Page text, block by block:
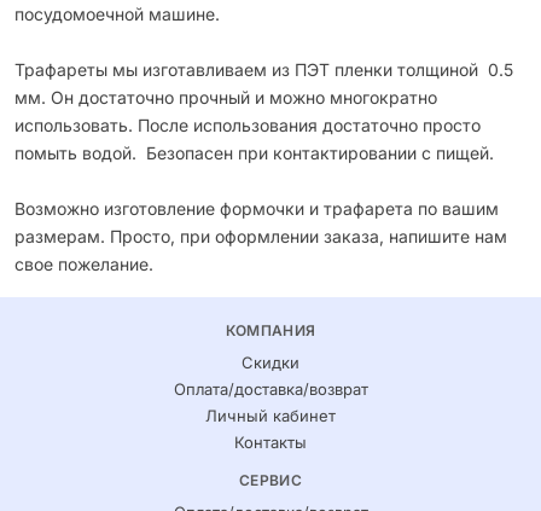
посудомоечной машине.
Трафареты мы изготавливаем из ПЭТ пленки толщиной 0.5
мм. Он достаточно прочный и можно многократно
использовать. После использования достаточно просто
помыть водой. Безопасен при контактировании с пищей.
Возможно изготовление формочки и трафарета по вашим
размерам. Просто, при оформлении заказа, напишите нам
свое пожелание.
КОМПАНИЯ
Скидки
Оплата/доставка/возврат
Личный кабинет
Контакты
СЕРВИС